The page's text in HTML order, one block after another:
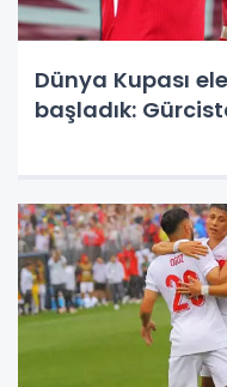
Dünya Kupası
başladık: